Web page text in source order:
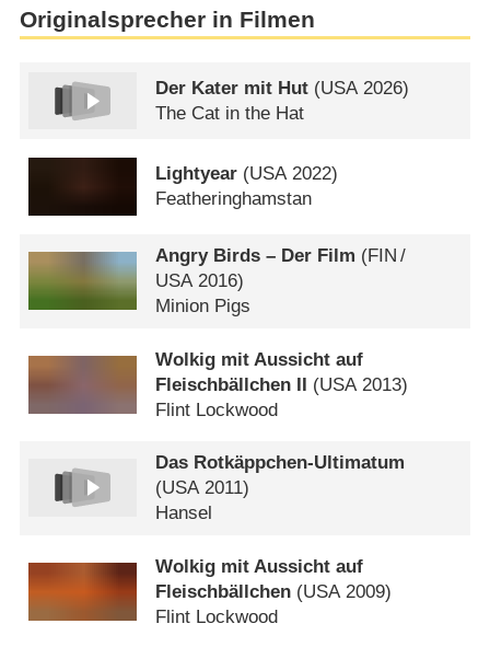
Originalsprecher in Filmen
Der Kater mit Hut (USA2026)
The Cat in the Hat
Lightyear (USA2022)
Featheringhamstan
Angry Birds – Der Film (FIN /
USA2016)
Minion Pigs
Wolkig mit Aussicht auf
Fleischbällchen II (USA 2013)
Flint Lockwood
Das Rotkäppchen-Ultimatum
(USA2011)
Hansel
Wolkig mit Aussicht auf
Fleischbällchen (USA 2009)
Flint Lockwood